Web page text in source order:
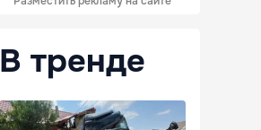
В тренде